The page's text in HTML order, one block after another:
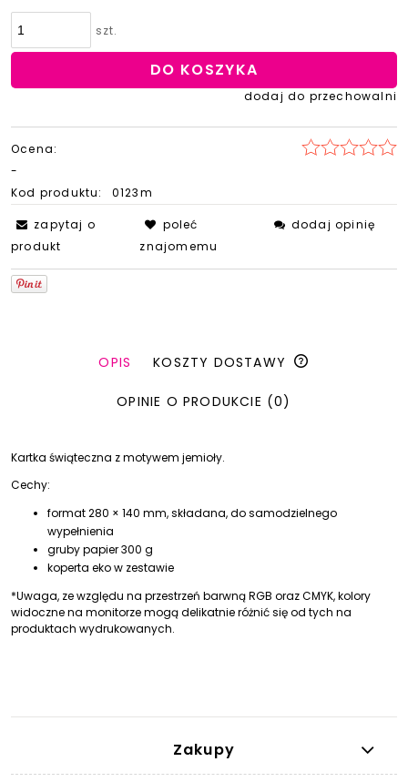
szt.
DO KOSZYKA
dodaj do przechowalni
Ocena:
-
Kod produktu:
0123m
zapytaj o
produkt
poleć
znajomemu
dodaj opinię
OPIS KOSZTY DOSTAWY
OPINIE O PRODUKCIE (0)
Kartka świąteczna z motywem jemioły.
Cechy:
format 280 × 140 mm, składana, do samodzielnego
wypełnienia
gruby papier 300 g
koperta eko w zestawie
*Uwaga, ze względu na przestrzeń barwną RGB oraz CMYK, kolory
widoczne na monitorze mogą delikatnie różnić się od tych na
produktach wydrukowanych.
Zakupy